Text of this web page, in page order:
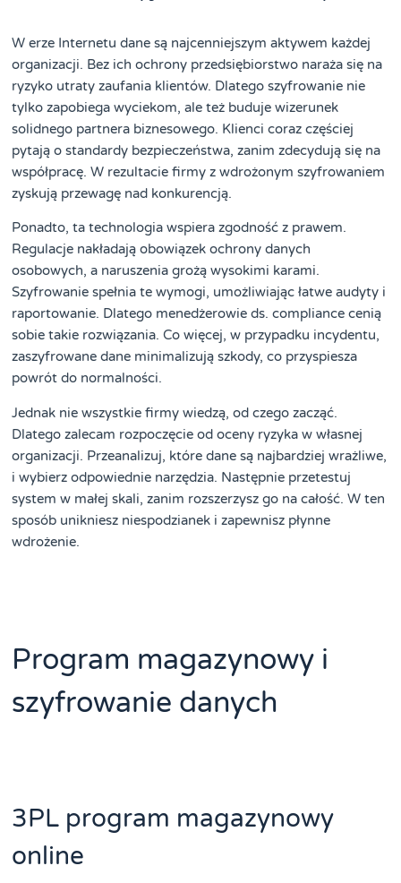
W erze Internetu dane są najcenniejszym aktywem każdej
organizacji. Bez ich ochrony przedsiębiorstwo naraża się na
ryzyko utraty zaufania klientów. Dlatego szyfrowanie nie
tylko zapobiega wyciekom, ale też buduje wizerunek
solidnego partnera biznesowego. Klienci coraz częściej
pytają o standardy bezpieczeństwa, zanim zdecydują się na
współpracę. W rezultacie firmy z wdrożonym szyfrowaniem
zyskują przewagę nad konkurencją.
Ponadto, ta technologia wspiera zgodność z prawem.
Regulacje nakładają obowiązek ochrony danych
osobowych, a naruszenia grożą wysokimi karami.
Szyfrowanie spełnia te wymogi, umożliwiając łatwe audyty i
raportowanie. Dlatego menedżerowie ds. compliance cenią
sobie takie rozwiązania. Co więcej, w przypadku incydentu,
zaszyfrowane dane minimalizują szkody, co przyspiesza
powrót do normalności.
Jednak nie wszystkie firmy wiedzą, od czego zacząć.
Dlatego zalecam rozpoczęcie od oceny ryzyka w własnej
organizacji. Przeanalizuj, które dane są najbardziej wrażliwe,
i wybierz odpowiednie narzędzia. Następnie przetestuj
system w małej skali, zanim rozszerzysz go na całość. W ten
sposób unikniesz niespodzianek i zapewnisz płynne
wdrożenie.
Program magazynowy i
szyfrowanie danych
3PL program magazynowy
online